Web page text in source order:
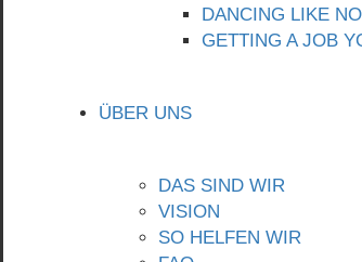
DANCING LIKE
GETTING A JOB
ÜBER UNS
DAS SIND WIR
VISION
SO HELFEN WIR